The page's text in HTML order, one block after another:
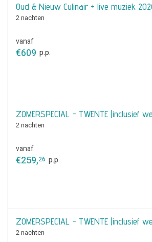
Oud & Nieuw Culinair + live muziek
2 nachten
vanaf
€609 p.p.
ZOMERSPECIAL - TWENTE (inclusief
2 nachten
vanaf
€259,26 p.p.
ZOMERSPECIAL - TWENTE (inclusief
2 nachten